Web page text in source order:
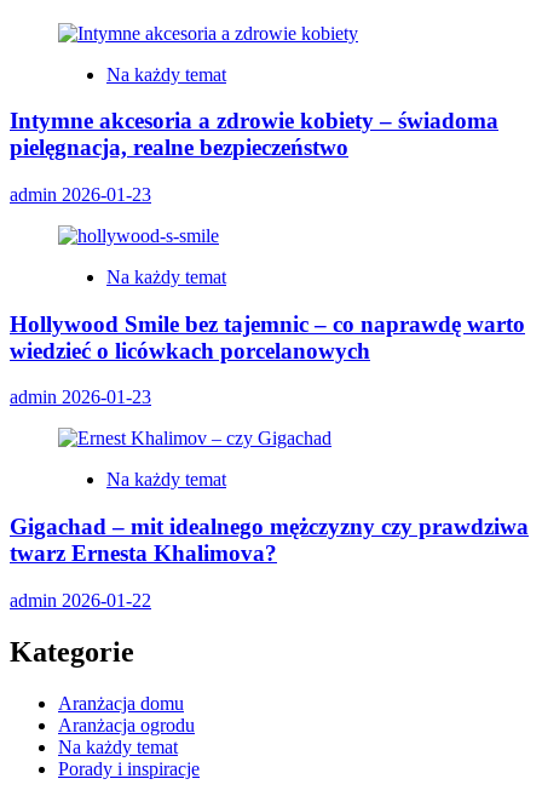
Na każdy temat
Intymne akcesoria a zdrowie kobiety – świadoma
pielęgnacja, realne bezpieczeństwo
admin 2026-01-23
Na każdy temat
Hollywood Smile bez tajemnic – co naprawdę warto
wiedzieć o licówkach porcelanowych
admin 2026-01-23
Na każdy temat
Gigachad – mit idealnego mężczyzny czy prawdziwa
twarz Ernesta Khalimova?
admin 2026-01-22
Kategorie
Aranżacja domu
Aranżacja ogrodu
Na każdy temat
Porady i inspiracje